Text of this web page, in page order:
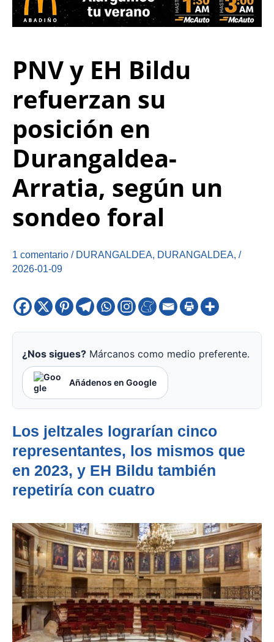
PNV y EH Bildu
refuerzan su
posición en
Durangaldea-
Arratia, según un
sondeo foral
1 comentario / DURANGALDEA, DURANGALDEA, /
2026-01-09
¿Nos sigues? Márcanos como medio preferente.
Añádenos en Google
Los jeltzales lograrían cinco
representantes, los mismos que
en 2023, y EH Bildu también
repetiría con cuatro